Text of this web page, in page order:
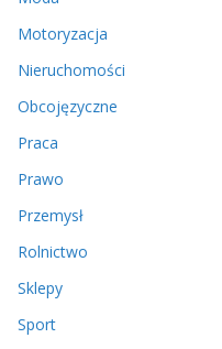
Motoryzacja
Nieruchomości
Obcojęzyczne
Praca
Prawo
Przemysł
Rolnictwo
Sklepy
Sport